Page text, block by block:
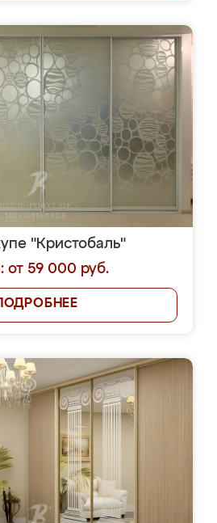
"Кристобаль"
от 59 000 руб.